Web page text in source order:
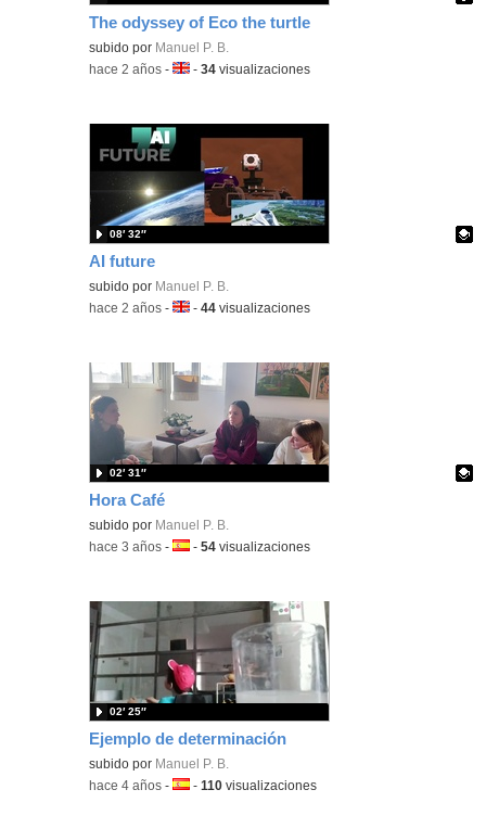
The odyssey of Eco the turtle
Contenido educativo.
subido por Manuel P. B.
-hace 2 años -Idioma:
-34 visualizaciones
AI future
Contenido educativo.
subido por Manuel P. B.
08′ 32″
-hace 2 años -Idioma:
-44 visualizaciones
Hora Café
Contenido educativo.
subido por Manuel P. B.
02′ 31″
-hace 3 años -Idioma:
-54 visualizaciones
Ejemplo de determinación
subido por Manuel P. B.
02′ 25″
-hace 4 años -Idioma:
-110 visualizaciones